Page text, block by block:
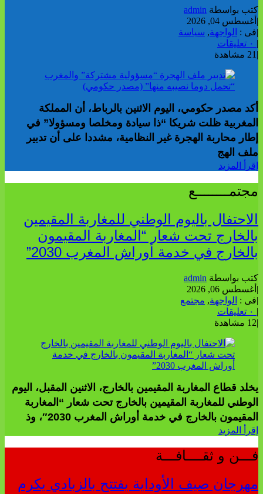
كتب بواسطة admin
| أغسطس 04, 2026
|فى : الواجهة, سياسة
|
| 21 مشاهدة
أكد مصدر حكومي، اليوم الاثنين بالرباط، أن المملكة
المغربية ظلت شريكا “ذا سيادة ومخلصا ومسؤولا” في
إطار محاربة الهجرة غير النظامية، مشددا على أن تدبير
ملف الهج
إقرأ المزيد
مجتمــــــــع
الاحتفال باليوم الوطني للمغاربة المقيمين
بالخارج تحت شعار “المغاربة المقيمون
بالخارج في خدمة أوراش المغرب 2030”
كتب بواسطة admin
| أغسطس 06, 2026
|فى : الواجهة, مجتمع
|
|12 مشاهدة
يخلد قطاع المغاربة المقيمين بالخارج، الاثنين المقبل، اليوم
الوطني للمغاربة المقيمين بالخارج تحت شعار “المغاربة
المقيمون بالخارج في خدمة أوراش المغرب 2030″، وذ
إقرأ المزيد
فـــن و ثقــــافـــة
مهرجان صيف الأوداية يفتتح بالزبادي يكرم